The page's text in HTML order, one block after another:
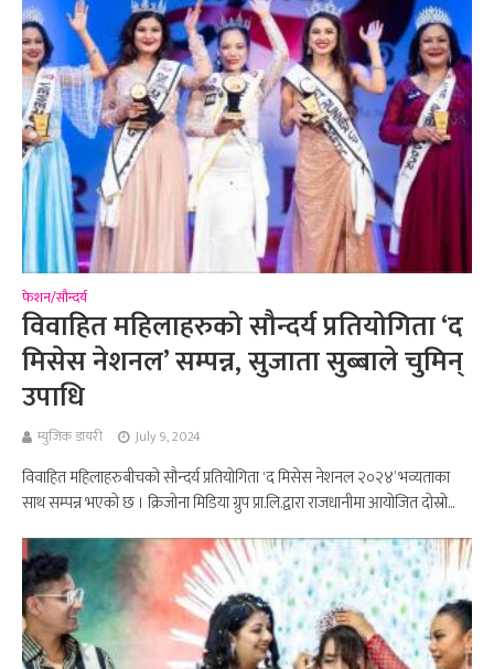
फेशन/सौन्दर्य
विवाहित महिलाहरुको सौन्दर्य प्रतियोगिता ‘द
मिसेस नेशनल’ सम्पन्न, सुजाता सुब्बाले चुमिन्
उपाधि
म्युजिक डायरी July 9, 2024
विवाहित महिलाहरुबीचको सौन्दर्य प्रतियोगिता ‘द मिसेस नेशनल २०२४’ भव्यताका
साथ सम्पन्न भएको छ । क्रिजोना मिडिया ग्रुप प्रा.लि.द्वारा राजधानीमा आयोजित दोस्रो...